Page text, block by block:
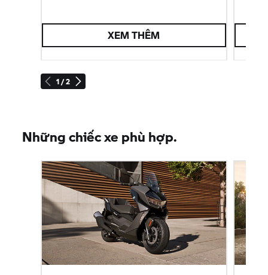
1 / 2
XEM THÊM
Những chiếc xe phù hợp.